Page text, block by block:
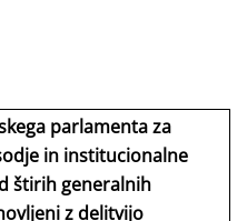
parlamenta za
in institucionalne
štirih generalnih
z delitvijo